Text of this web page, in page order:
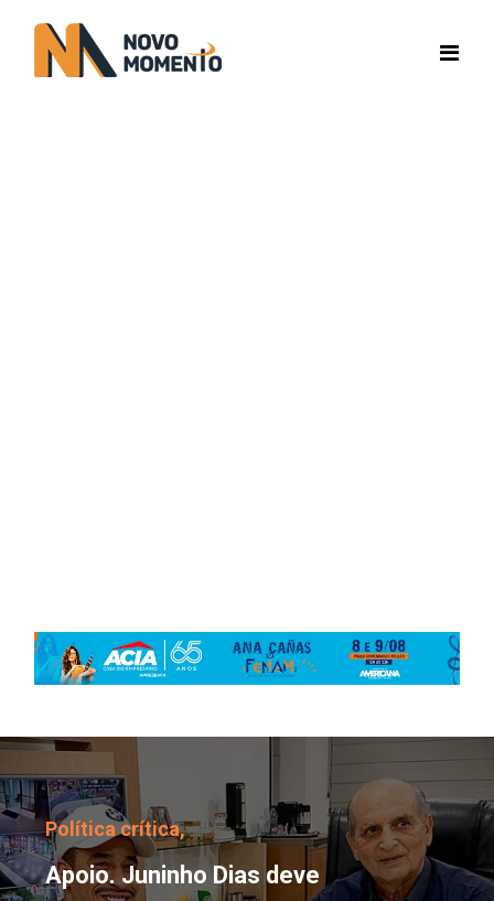
Apoio. Juninho Dias
Política crítica,
Apoio. Juninho Dias deve